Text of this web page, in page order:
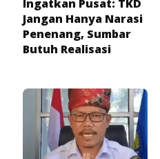
Ingatkan Pusat: TKD
Jangan Hanya Narasi
Penenang, Sumbar
Butuh Realisasi